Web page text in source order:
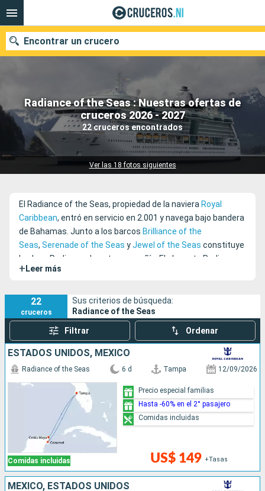
Radiance of the Seas : Nuestras ofertas de
cruceros 2026 - 2027
22 cruceros encontrados
Ver las 18 fotos siguientes
Encontrar un crucero
Nuestros destinos
Fecha de salida
El Radiance of the Seas, propiedad de la naviera Royal
Caribbean, entró en servicio en 2.001 y navega bajo bandera
de Bahamas. Junto a los barcos Brilliance of the
Seas, Serenade of the Seas yJewel of the Seas constituye
la clase Radiance de esta compañía. El elegante Radiance
of the Seas se caracteriza por sus amplios espacios
+ Leer más
22
cruceros
Sus criterios de búsqueda:
Radiance of the Seas
Filtrar Ordenar
ESTADOS UNIDOS, MÉXICO
Comidas incluidas
Radiance of the Seas 6 d Tampa 12/09/2026
US$ 149 +Tasas
Precio especial familias
Hasta -60% en el 2° pasajero
Comidas incluidas
MÉXICO, ESTADOS UNIDOS